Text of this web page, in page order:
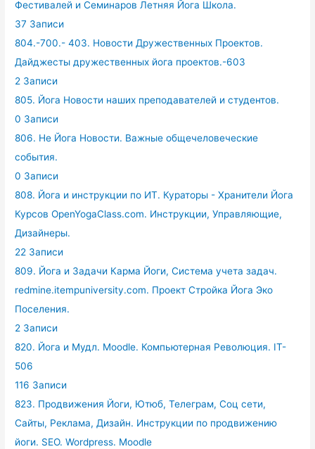
Фестивалей и Семинаров Летняя Йога Школа.
37 Записи
804.-700.- 403. Новости Дружественных Проектов.
Дайджесты дружественных йога проектов.-603
2 Записи
805. Йога Новости наших преподавателей и студентов.
0 Записи
806. Не Йога Новости. Важные общечеловеческие
события.
0 Записи
808. Йога и инструкции по ИТ. Кураторы - Хранители Йога
Курсов OpenYogaClass.com. Инструкции, Управляющие,
Дизайнеры.
22 Записи
809. Йога и Задачи Карма Йоги, Система учета задач.
redmine.itempuniversity.com. Проект Стройка Йога Эко
Поселения.
2 Записи
820. Йога и Мудл. Moodle. Компьютерная Революция. IT-
506
116 Записи
823. Продвижения Йоги, Ютюб, Телеграм, Соц сети,
Сайты, Реклама, Дизайн. Инструкции по продвижению
йоги. SEO. Wordpress. Moodle